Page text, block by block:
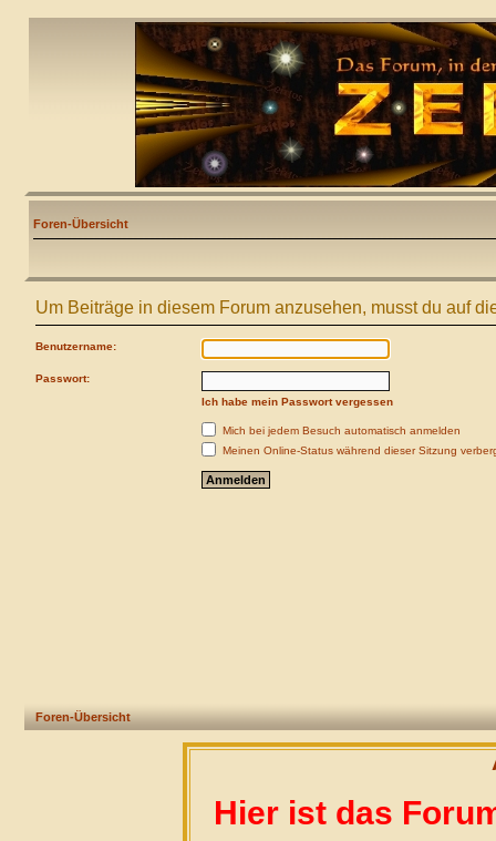
Foren-Übersicht
Um Beiträge in diesem Forum anzusehen, musst du auf
Benutzername:
Passwort:
Ich habe mein Passwort vergessen
Mich bei jedem Besuch automatisch anmelden
Meinen Online-Status während dieser Sitzung
Foren-Übersicht
Hier ist das